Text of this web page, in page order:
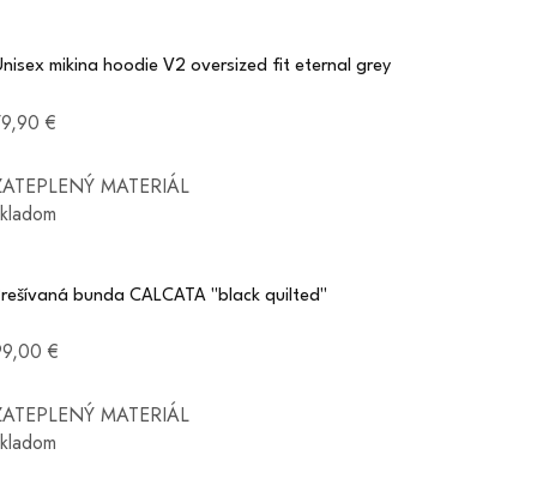
mikina hoodie V2 oversized fit eternal grey
€
MATERIÁL
bunda CALCATA "black quilted"
€
MATERIÁL